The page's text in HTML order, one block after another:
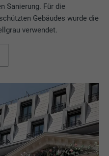
Sanierung. Für die
Gebäudes wurde die
verwendet.